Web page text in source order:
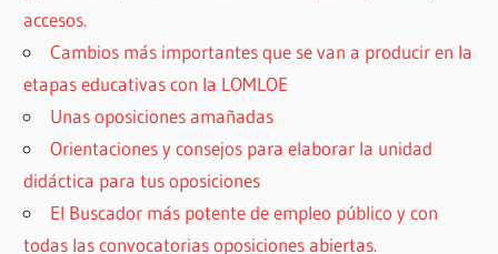
accesos.
Cambios más importantes que se van a producir en la
etapas educativas con la LOMLOE
Unas oposiciones amañadas
Orientaciones y consejos para elaborar la unidad
didáctica para tus oposiciones
El Buscador más potente de empleo público y con
todas las convocatorias oposiciones abiertas.